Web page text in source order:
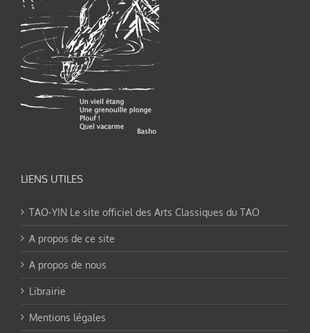
LIENS UTILES
TAO-YIN Le site officiel des Arts Classiques du TAO
A propos de ce site
A propos de nous
Librairie
Mentions légales